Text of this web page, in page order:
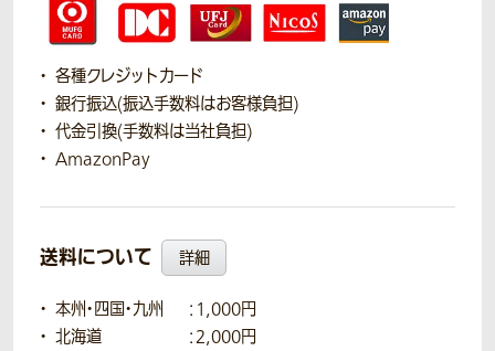
各種クレジットカード
銀行振込(振込手数料はお客様負担)
代金引換(手数料は当社負担)
AmazonPay
送料について 詳細
本州・四国・九州
：1,000円
北海道
：2,000円